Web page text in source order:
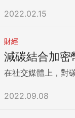
2022.02.15
財經
減碳結合加
在社交媒體上，對
2022.09.08